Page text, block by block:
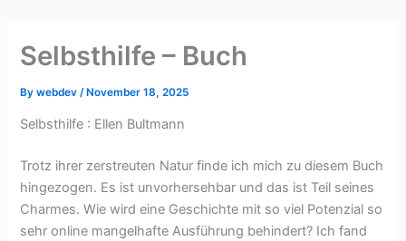
content
Selbsthilfe – Buch
Bywebdev /November 18, 2025
Selbsthilfe : Ellen Bultmann
Trotz ihrer zerstreuten Natur finde ich mich zu diesem Buch
hingezogen. Es ist unvorhersehbar und das ist Teil seines
Charmes. Wie wird eine Geschichte mit so viel Potenzial so
sehr online mangelhafte Ausführung behindert? Ich fand